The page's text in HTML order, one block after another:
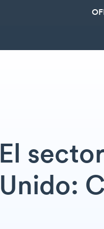
El
Unido: